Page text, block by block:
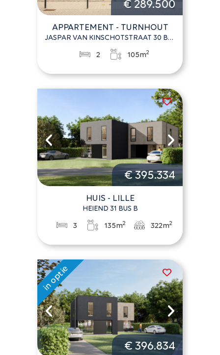
€ 289.500
APPARTEMENT - TURNHOUT
JASPAR VAN KINSCHOTSTRAAT 30 BUS 6
2 105m2
€ 395.334
HUIS - LILLE
HEIEND 31 BUS B
3 135m2 322m2
€ 396.834